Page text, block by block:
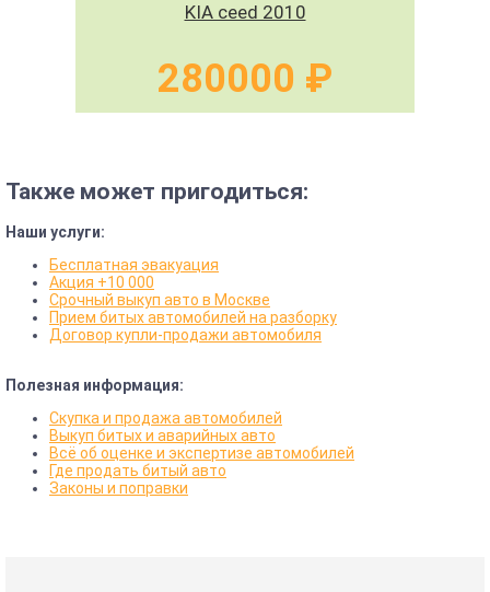
KIA ceed 2010
280000 ₽
Также может пригодиться:
Наши услуги:
Бесплатная эвакуация
Акция +10 000
Срочный выкуп авто в Москве
Прием битых автомобилей на разборку
Договор купли-продажи автомобиля
Полезная информация:
Скупка и продажа автомобилей
Выкуп битых и аварийных авто
Всё об оценке и экспертизе автомобилей
Где продать битый авто
Законы и поправки